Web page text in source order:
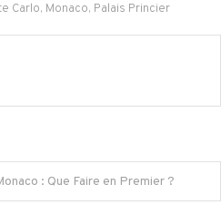
Carlo, Monaco, Palais Princier
: Que Faire en Premier ?